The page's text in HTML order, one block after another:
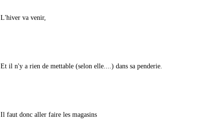
L'hiver va venir,
Et il n'y a rien de mettable (selon elle....) dans sa penderie.
Il faut donc aller faire les magasins